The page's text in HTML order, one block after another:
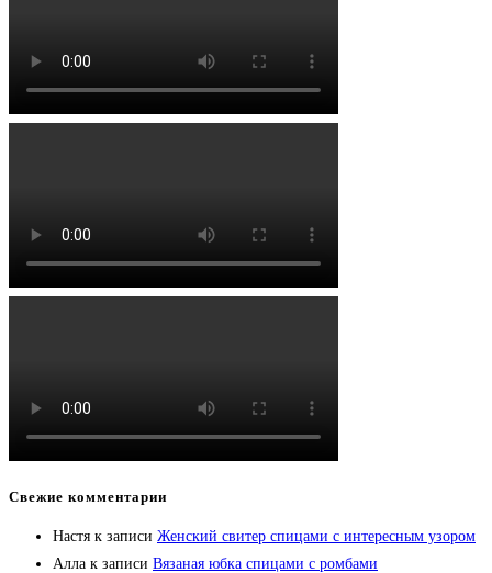
Свежие комментарии
Настя к записи Женский свитер спицами с интересным узором
Алла к записи Вязаная юбка спицами с ромбами